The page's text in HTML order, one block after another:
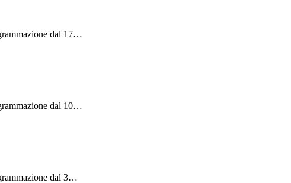
dal 17…
dal 10…
dal 3…